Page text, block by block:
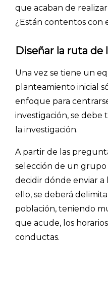
que acaban de realizar
¿Están contentos con
Diseñar la ruta de
Una vez se tiene un
planteamiento inicial
enfoque para
investigación, se
la investigación.
A partir de las
selección de un grupo
decidir dónde enviar a
ello, se deberá
población, teniendo
que acude, los
conductas.